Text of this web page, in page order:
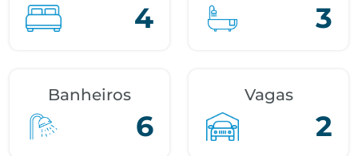
4 3
Banheiros
6
Vagas
2